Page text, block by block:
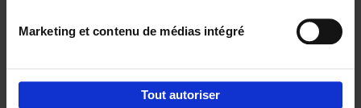
Marketing et contenu de médias intégré
Tout autoriser